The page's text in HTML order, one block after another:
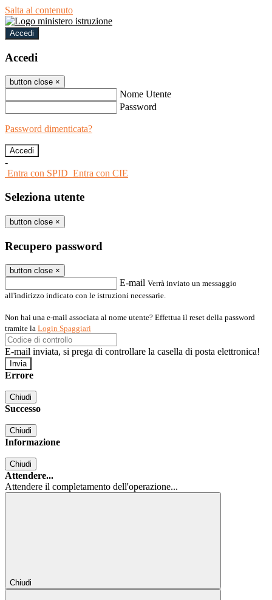
Salta al contenuto
Accedi
Accedi
button close ×
Nome Utente
Password
Password dimenticata?
-
Entra con SPID Entra con CIE
Seleziona utente
button close ×
Recupero password
button close ×
E-mail Verrà inviato un messaggio
all'indirizzo indicato con le istruzioni necessarie.
Non hai una e-mail associata al nome utente? Effettua il reset della password
tramite la Login Spaggiari
E-mail inviata, si prega di controllare la casella di posta elettronica!
Errore
Chiudi
Successo
Chiudi
Informazione
Chiudi
Attendere...
Attendere il completamento dell'operazione...
Chiudi